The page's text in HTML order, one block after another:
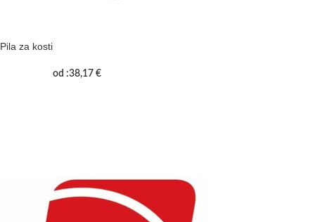
Pila za kosti
od :38,17 €